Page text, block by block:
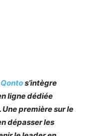
Qontos’intègre
ligne dédiée
première sur le
dépasser les